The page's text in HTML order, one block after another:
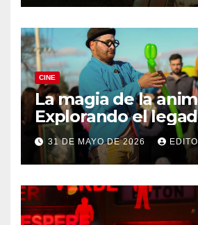
CINE
La magia de la
Explorando el
DreamWorks
31 DE MAYO DE 2026